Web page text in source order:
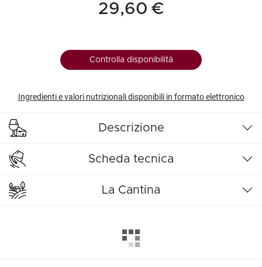
29,60 €
Controlla disponibilità
Ingredienti e valori nutrizionali disponibili in formato elettronico
Descrizione
Scheda tecnica
La Cantina